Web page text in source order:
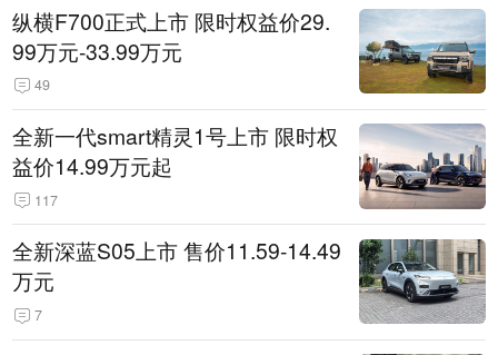
纵横F700正式上市 限时权益价29.
99万元-33.99万元
49
全新一代smart精灵1号上市 限时权
益价14.99万元起
117
全新深蓝S05上市 售价11.59-14.49
万元
7